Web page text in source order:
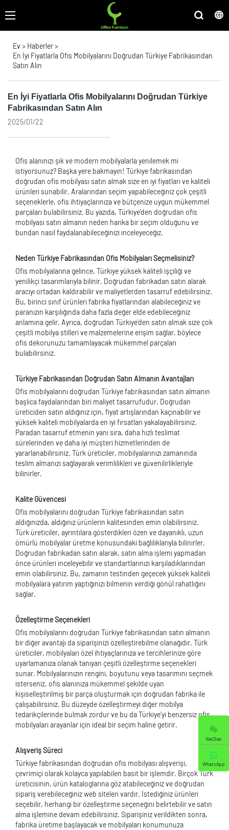
Ev > Haberler>
En İyi Fiyatlarla Ofis Mobilyalarını Doğrudan Türkiye Fabrikasından
Satın Alın
En İyi Fiyatlarla Ofis Mobilyalarını Doğrudan Türkiye
Fabrikasından Satın Alın
2025/01/22
Ofis alanınızı şık ve modern mobilyalarla yenilemek mi
istiyorsunuz? Başka yere bakmayın! Türkiye fabrikasından
doğrudan ofis mobilyası satın almak size en iyi fiyatları ve kaliteli
ürünleri sunabilir. Aralarından seçim yapabileceğiniz çok çeşitli
seçeneklerle, ofis ihtiyaçlarınıza ve bütçenize uygun mükemmel
parçaları bulabilirsiniz. Bu yazıda, Türkiye'den doğrudan ofis
mobilyası satın almanın neden harika bir seçim olduğunu ve
bundan nasıl faydalanabileceğinizi inceleyeceğiz.
Neden Türkiye Fabrikasından Ofis Mobilyaları Seçmelisiniz?
Ofis mobilyalarına gelince, Türkiye yüksek kaliteli işçiliği ve
yenilikçi tasarımlarıyla bilinir. Doğrudan fabrikadan satın alarak
aracıyı ortadan kaldırabilir ve maliyetlerden tasarruf edebilirsiniz.
Bu, birinci sınıf ürünleri fabrika fiyatlarından alabileceğiniz ve
paranızın karşılığında daha fazla değer elde edebileceğiniz
anlamına gelir. Ayrıca, doğrudan Türkiye'den satın almak size çok
çeşitli mobilya stilleri ve malzemelerine erişim sağlar, böylece
ofis dekorunuzu tamamlayacak mükemmel parçaları
bulabilirsiniz.
Türkiye Fabrikasından Doğrudan Satın Almanın Avantajları
Ofis mobilyalarını doğrudan Türkiye fabrikasından satın almanın
başlıca faydalarından biri maliyet tasarrufudur. Doğrudan
üreticiden satın aldığınız için, fiyat artışlarından kaçınabilir ve
yüksek kaliteli mobilyalarda en iyi fırsatları yakalayabilirsiniz.
Paradan tasarruf etmenin yanı sıra, daha hızlı teslimat
sürelerinden ve daha iyi müşteri hizmetlerinden de
yararlanabilirsiniz. Türk üreticiler, mobilyalarınızı zamanında
teslim almanızı sağlayarak verimlilikleri ve güvenilirlikleriyle
bilinirler.
Kalite Güvencesi
Ofis mobilyalarını doğrudan Türkiye fabrikasından satın
aldığınızda, aldığınız ürünlerin kalitesinden emin olabilirsiniz.
Türk üreticiler, ayrıntılara gösterdikleri özen ve dayanıklı, uzun
ömürlü mobilyalar üretme konusundaki bağlılıklarıyla bilinirler.
Doğrudan fabrikadan satın alarak, satın alma işlemi yapmadan
önce ürünleri inceleyebilir ve standartlarınızı karşıladıklarından
emin olabilirsiniz. Bu, zamanın testinden geçecek yüksek kaliteli
mobilyalara yatırım yaptığınızı bilmenin verdiği gönül rahatlığını
sağlar.
Özelleştirme Seçenekleri
Ofis mobilyalarını doğrudan Türkiye fabrikasından satın almanın
bir diğer avantajı da siparişinizi özelleştirebilme olanağıdır. Türk
üreticiler, mobilyaları özel ihtiyaçlarınıza ve tercihlerinize göre
uyarlamanıza olanak tanıyan çeşitli özelleştirme seçenekleri
sunar. Mobilyalarınızın rengini, boyutunu veya tasarımını seçmek
isterseniz, ofis alanınıza mükemmel şekilde uyan
kişiselleştirilmiş bir parça oluşturmak için doğrudan fabrika ile
çalışabilirsiniz. Bu düzeyde özelleştirmeyi diğer mobilya
tedarikçilerinde bulmak zordur ve bu da Türkiye'yi benzersiz ofis
mobilyaları arayanlar için ideal bir seçim haline getirir.
Alışveriş Süreci
Türkiye fabrikasından doğrudan ofis mobilyası alışverişi,
çevrimiçi olarak kolayca yapılabilen basit bir işlemdir. Birçok Türk
üreticisinin, ürün kataloglarına göz atabileceğiniz ve doğrudan
sipariş verebileceğiniz web siteleri vardır. İstediğiniz ürünleri
seçebilir, herhangi bir özelleştirme seçeneğini belirtebilir ve satın
alma işlemine devam edebilirsiniz. Siparişiniz verildikten sonra,
fabrika üretime başlayacak ve mobilyaları konumunuza
WeChat
WhatsApp